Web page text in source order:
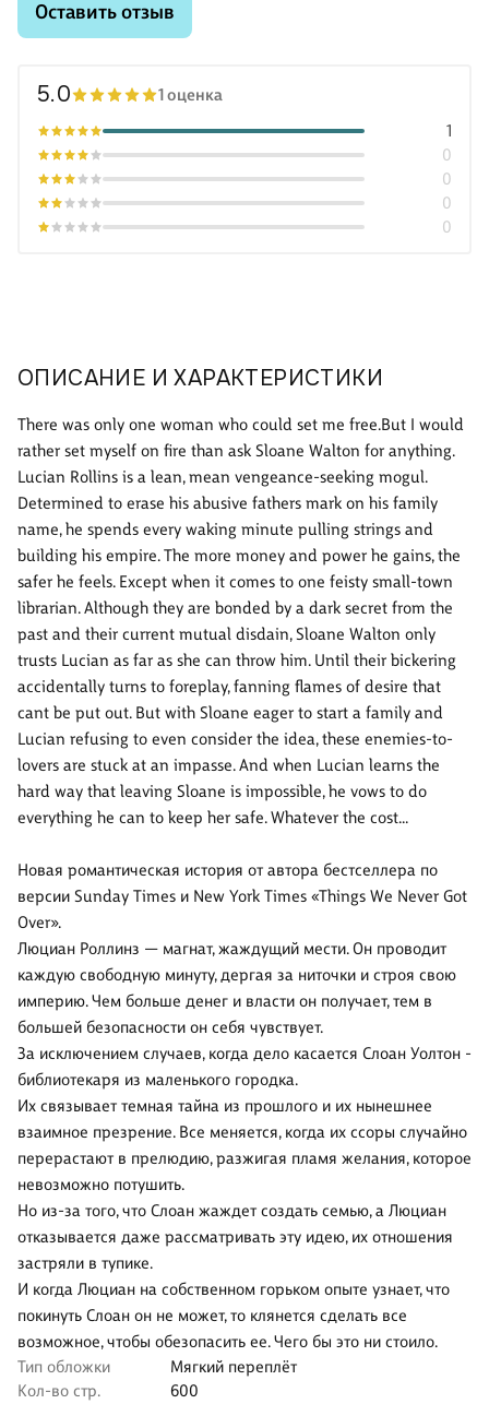
ОПИСАНИЕ И ХАРАКТЕРИСТИКИ
There was only one woman who could set me free.But I would
rather set myself on fire than ask Sloane Walton for anything.
Lucian Rollins is a lean, mean vengeance-seeking mogul.
Determined to erase his abusive fathers mark on his family
name, he spends every waking minute pulling strings and
building his empire. The more money and power he gains, the
safer he feels. Except when it comes to one feisty small-town
librarian. Although they are bonded by a dark secret from the
past and their current mutual disdain, Sloane Walton only
trusts Lucian as far as she can throw him. Until their bickering
accidentally turns to foreplay, fanning flames of desire that
cant be put out. But with Sloane eager to start a family and
Lucian refusing to even consider the idea, these enemies-to-
lovers are stuck at an impasse. And when Lucian learns the
hard way that leaving Sloane is impossible, he vows to do
everything he can to keep her safe. Whatever the cost...
Новая романтическая история от автора бестселлера по
версии Sunday Times и New York Times «Things We Never Got
Over».
Люциан Роллинз — магнат, жаждущий мести. Он проводит
каждую свободную минуту, дергая за ниточки и строя свою
империю. Чем больше денег и власти он получает, тем в
большей безопасности он себя чувствует.
За исключением случаев, когда дело касается Слоан Уолтон -
библиотекаря из маленького городка.
Их связывает темная тайна из прошлого и их нынешнее
взаимное презрение. Все меняется, когда их ссоры случайно
перерастают в прелюдию, разжигая пламя желания, которое
невозможно потушить.
Но из-за того, что Слоан жаждет создать семью, а Люциан
отказывается даже рассматривать эту идею, их отношения
застряли в тупике.
И когда Люциан на собственном горьком опыте узнает, что
покинуть Слоан он не может, то клянется сделать все
возможное, чтобы обезопасить ее. Чего бы это ни стоило.
Тип обложки
Мягкий переплёт
Кол-во стр.
600
Оставить отзыв
5.0 1 оценка
0
0
0
0
1